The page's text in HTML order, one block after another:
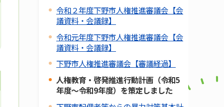
令和２年度下野市人権推進審議会【会
議資料・会議録】
令和元年度下野市人権推進審議会【会
議資料・会議録】
下野市人権推進審議会【審議経過】
人権教育・啓発推進行動計画（令和5
年度～令和9年度）を策定しました